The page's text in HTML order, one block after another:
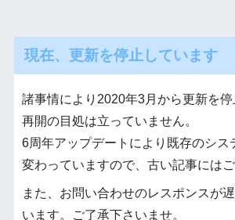
現在、更新を停止しています
諸事情により2020年3月から更新を停
再開の目処は立っていません。
6周年アップデートにより既存のシス
変わっていますので、古い記事にはご
また、お問い合わせのレスポンスが
います。ご了承下さいませ。